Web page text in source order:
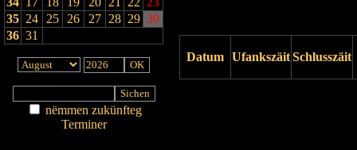
35 24 25 26 27 28 29 30
36 31
nëmmen zukünfteg
Terminer
Datum UfankszäitSchlusszäit